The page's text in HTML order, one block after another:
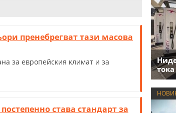
пренебрегват тази масова
за европейския климат и за
става стандарт за